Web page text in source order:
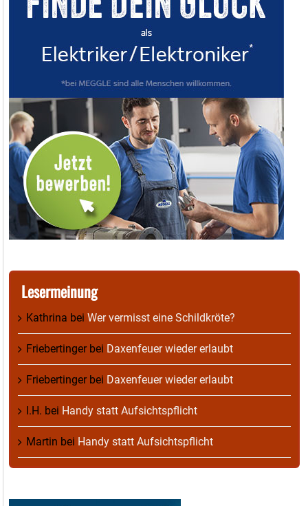
Lesermeinung
Kathrina bei Wer vermisst eine Schildkröte?
Friebertingerbei Daxenfeuer wieder erlaubt
Friebertingerbei Daxenfeuer wieder erlaubt
I.H. bei Handy statt Aufsichtspflicht
Martin bei Handy statt Aufsichtspflicht